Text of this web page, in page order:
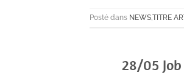
Posté dans NEWS,TITRE
28/05